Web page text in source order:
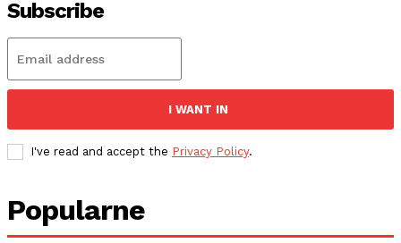
Subscribe
I WANT IN
I've read and accept the Privacy Policy.
Popularne